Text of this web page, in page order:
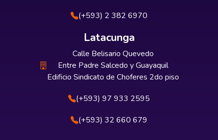
(+593) 2 382 6970
Latacunga
Calle Belisario Quevedo
Entre Padre Salcedo y Guayaquil
Edificio Sindicato de Choferes 2do piso
(+593) 97 933 2595
(+593) 32 660 679